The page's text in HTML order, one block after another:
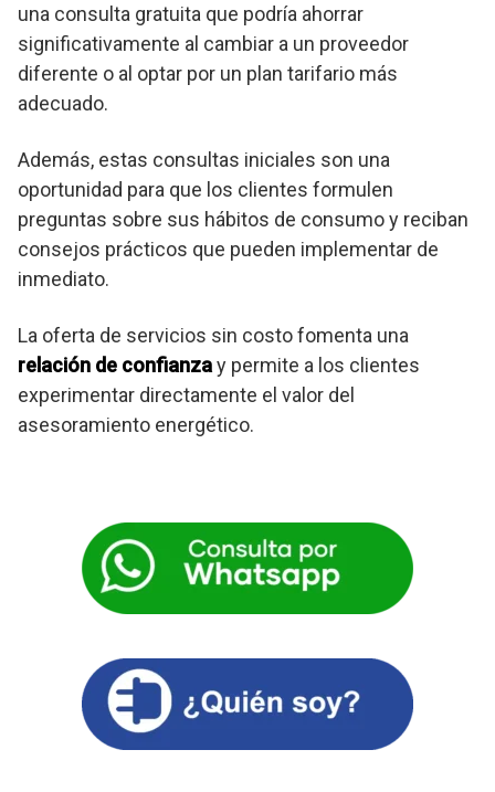
una consulta gratuita que podría ahorrar
significativamente al cambiar a un proveedor
diferente o al optar por un plan tarifario más
adecuado.
Además, estas consultas iniciales son una
oportunidad para que los clientes formulen
preguntas sobre sus hábitos de consumo y reciban
consejos prácticos que pueden implementar de
inmediato.
La oferta de servicios sin costo fomenta una
relación de confianzay permite a los clientes
experimentar directamente el valor del
asesoramiento energético.